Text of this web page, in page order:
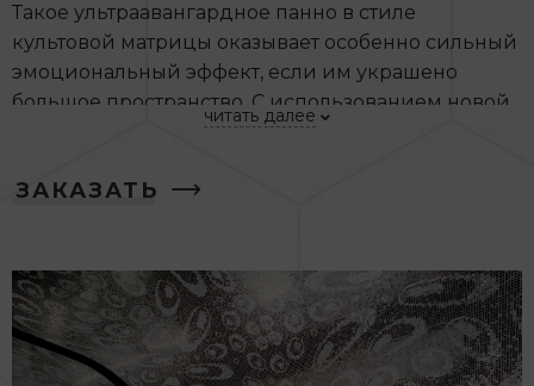
Такое ультраавангардное панно в стиле
культовой матрицы оказывает особенно сильный
эмоциональный эффект, если им украшено
большое пространство. С использованием новой
технологии пиксельных мозаик pixel art,
картин из стеклянных тессер (пикселей),
изобразительное искусство для избранных.
Никогда еще по-настоящему дорогой декор в
нарочито «оцифрованном» виде не выглядел
настолько сложным по художественному
читать далее
ЗАКАЗАТЬ